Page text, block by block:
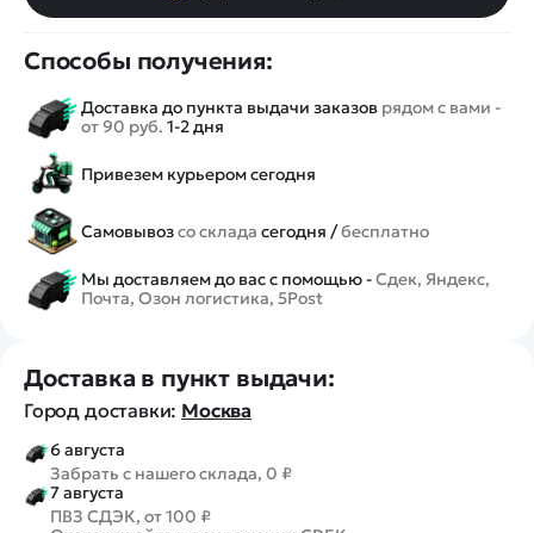
Способы получения:
Доставка до пункта выдачи заказов рядом с вами -
от 90 руб. 1-2 дня
Привезем курьером сегодня
Самовывозсо склада сегодня /бесплатно
Мы доставляем до вас с помощью -Сдек, Яндекс,
Почта, Озон логистика, 5Post
Доставка в пункт выдачи:
Город доставки: Москва
6 августа
Забрать с нашего склада, 0 ₽
7 августа
ПВЗ СДЭК, от 100 ₽